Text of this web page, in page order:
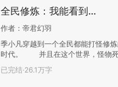
一生都要在复仇中度过，步步为营，
多，便给他送来了沉姝。 沉姝以为她
山中出来只是找个俊俏郎君就可以
了的，谁知卷入一场又一场的风波之
的。 苏璟:其实我本来是不在意生死
全民修炼：我能看到怪物隐藏掉落
作者： 帝君幻羽
季小凡穿越到一个全民都能打怪修
时代。 并且在这个世界，怪物死后
会有物品掉落：功法、武技、丹药、
器…… 一次打怪后，季小凡爆出了
已完结·26.1万字